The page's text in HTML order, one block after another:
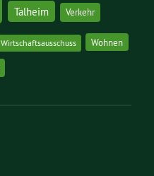
Talheim Verkehr
Wirtschaftsausschuss Wohnen